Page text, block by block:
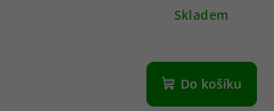
Skladem
Do košíku